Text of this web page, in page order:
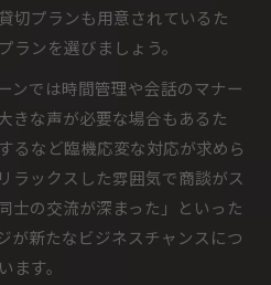
切プランも用意されているた
ランを選びましょう。
ンでは時間管理や会話のマナー
きな声が必要な場合もあるた
るなど臨機応変な対応が求めら
ラックスした雰囲気で商談がス
士の交流が深まった」といった
が新たなビジネスチャンスにつ
す。